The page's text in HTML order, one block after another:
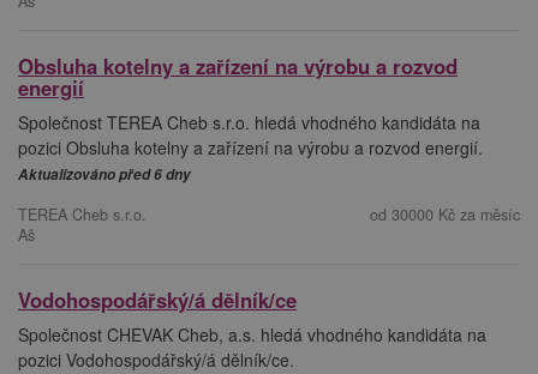
Obsluha kotelny a zařízení na výrobu a rozvod
energií
Společnost TEREA Cheb s.r.o. hledá vhodného kandidáta na
pozici Obsluha kotelny a zařízení na výrobu a rozvod energií.
Aktualizováno před 6 dny
TEREA Cheb s.r.o.
Aš
od 30000 Kč za měsíc
Vodohospodářský/á dělník/ce
Společnost CHEVAK Cheb, a.s. hledá vhodného kandidáta na
pozici Vodohospodářský/á dělník/ce.